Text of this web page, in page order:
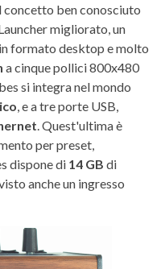
concetto ben conosciuto
migliorato, un
formato desktop e molto
a cinque pollici 800x480
si integra nel mondo
, e a tre porte USB,
. Quest'ultima è
per preset,
dispone di 14 GB di
anche un ingresso